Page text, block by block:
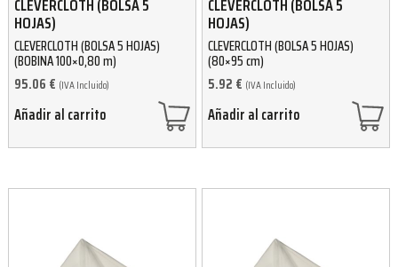
HOJAS)
CLEVERCLOTH (BOLSA 5 HOJAS)
(BOBINA 100×0,80 m)
95.06 € (IVA Incluido)
Añadir al carrito
HOJAS)
CLEVERCLOTH (BOLSA 5 HOJAS)
(80×95 cm)
5.92 € (IVA Incluido)
Añadir al carrito